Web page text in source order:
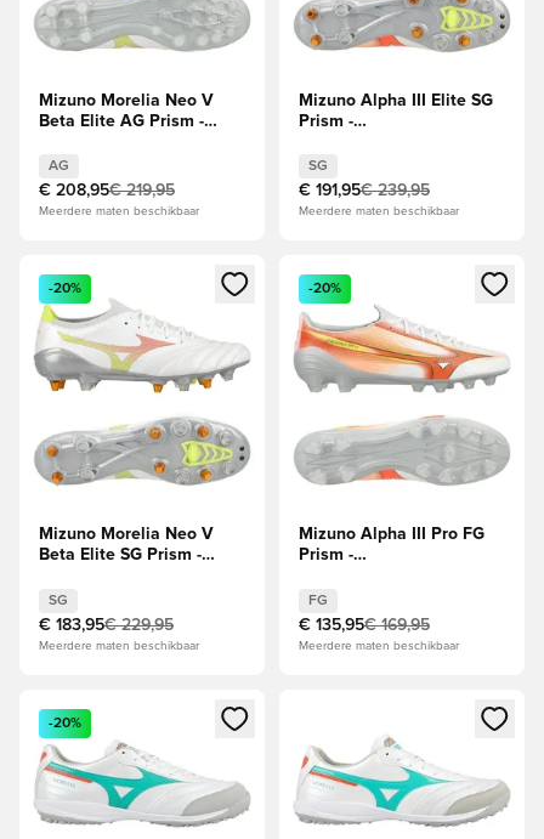
Mizuno Morelia Neo V
Beta Elite AG Prism -
AG
€ 208,95€ 219,95
Meerdere maten beschikbaar
Mizuno Alpha III Elite SG
Prism -
SG
€ 191,95€ 239,95
Meerdere maten beschikbaar
Opent een venster om in te loggen of je aan te melden als
-20%
Mizuno Morelia Neo V
Beta Elite SG Prism -
SG
€ 183,95€ 229,95
Meerdere maten beschikbaar
Opent een venster om in te
-20%
Mizuno Alpha III Pro FG
Prism -
FG
€ 135,95€ 169,95
Meerdere maten beschikbaar
Opent een venster om in te loggen of je aan te melden als
-20%
Opent een venster om in te